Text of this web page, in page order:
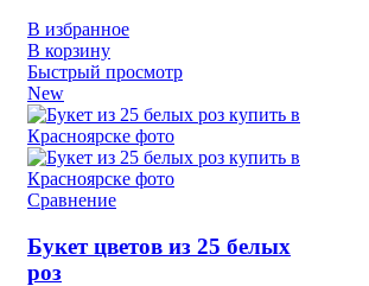
В избранное
В корзину
Быстрый просмотр
New
Сравнение
Букет цветов из 25 белых
роз